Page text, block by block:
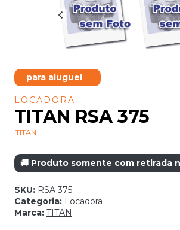
para aluguel
LOCADORA
TITAN RSA 375
TITAN
🚚 Produto somente com retirada
SKU: RSA 375
Categoria: Locadora
Marca: TITAN